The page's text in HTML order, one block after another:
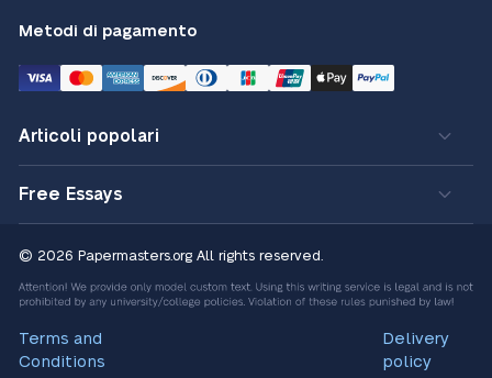
Metodi di pagamento
Articoli popolari
Free Essays
© 2026 Papermasters.org All rights reserved.
Terms and
Conditions
Delivery
policy